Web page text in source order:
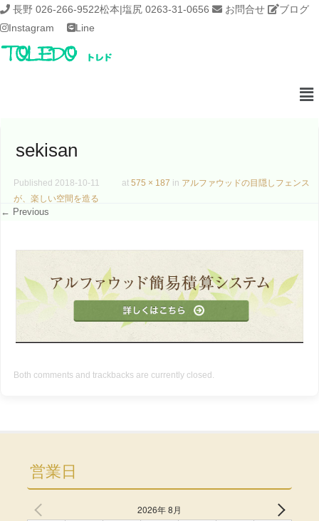
長野 026-266-9522松本|塩尻 0263-31-0656 お問合せ
ブログ
Instagram
Line
sekisan
Published 2018-10-11 at 575 × 187 in アルファウッドの目隠しフェンス
が、楽しい空間を造る
← Previous
Both comments and trackbacks are currently closed.
営業日
2026年 8月